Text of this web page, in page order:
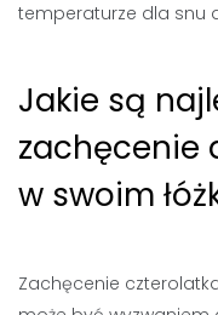
temperaturze dla snu
Jakie są
zachęcenie
w swoim
Zachęcenie